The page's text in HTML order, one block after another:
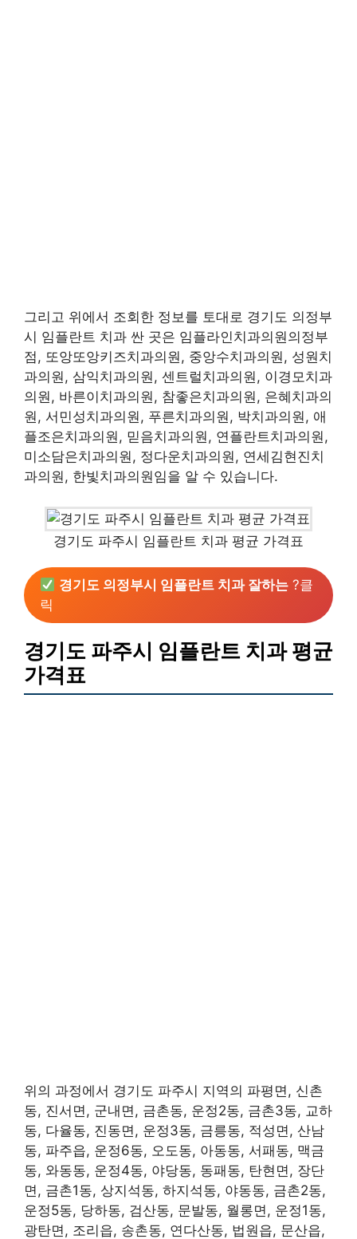
그리고 위에서 조회한 정보를 토대로 경기도 의정부
시 임플란트 치과 싼 곳은 임플라인치과의원의정부
점, 또앙또앙키즈치과의원, 중앙수치과의원, 성원치
과의원, 삼익치과의원, 센트럴치과의원, 이경모치과
의원, 바른이치과의원, 참좋은치과의원, 은혜치과의
원, 서민성치과의원, 푸른치과의원, 박치과의원, 애
플조은치과의원, 믿음치과의원, 연플란트치과의원,
미소담은치과의원, 정다운치과의원, 연세김현진치
과의원, 한빛치과의원임을 알 수 있습니다.
경기도 파주시 임플란트 치과 평균 가격표
경기도 의정부시 임플란트 치과 잘하는 ?클
릭
경기도 파주시 임플란트 치과 평균
가격표
위의 과정에서 경기도 파주시 지역의 파평면, 신촌
동, 진서면, 군내면, 금촌동, 운정2동, 금촌3동, 교하
동, 다율동, 진동면, 운정3동, 금릉동, 적성면, 산남
동, 파주읍, 운정6동, 오도동, 아동동, 서패동, 맥금
동, 와동동, 운정4동, 야당동, 동패동, 탄현면, 장단
면, 금촌1동, 상지석동, 하지석동, 야동동, 금촌2동,
운정5동, 당하동, 검산동, 문발동, 월롱면, 운정1동,
광탄면, 조리읍, 송촌동, 연다산동, 법원읍, 문산읍,